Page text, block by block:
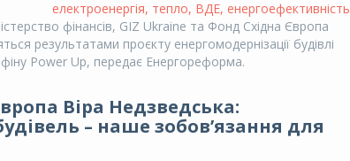
електроенергія, тепло, ВДЕ, енергоефективність
фінансів, GIZ Ukraine та Фонд Східна Європа
результатами проєкту енергомодернізації будівлі
Power Up, передає Енергореформа.
Віра Недзведська:
– наше зобовʼязання для